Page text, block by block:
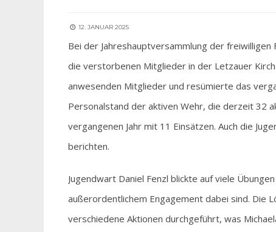
12. JANUAR 2025
Bei der Jahreshauptversammlung der
die verstorbenen Mitglieder in der Letzauer
anwesenden Mitglieder und resümierte das
Personalstand der aktiven Wehr, die derzeit 32
vergangenen Jahr mit 11 Einsätzen. Auch die
berichten.
Jugendwart Daniel Fenzl blickte auf viele
außerordentlichem Engagement dabei sind. Die
verschiedene Aktionen durchgeführt, was